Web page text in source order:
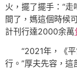
火，擺了擺手：“
間了，媽這個時候
計刊行達2000余萬
“2021年，《
行。”厚夫先容，